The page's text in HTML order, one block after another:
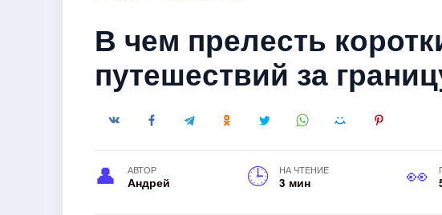
В чем прелесть
путешествий за
АВТОР
Андрей
НА ЧТЕНИЕ
3 мин